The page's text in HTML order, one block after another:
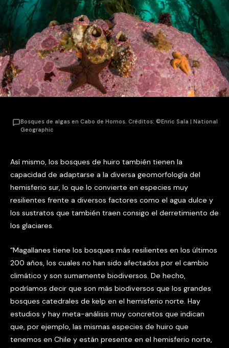
Bosques de algas en Cabo de Hornos. Créditos: ©Enric Sala | National
Geographic
Así mismo, los bosques de huiro también tienen la
capacidad de adaptarse a la diversa geomorfología del
hemisferio sur, lo que lo convierte en especies muy
resilientes frente a diversos factores como el agua dulce y
los sustratos que también traen consigo el derretimiento de
los glaciares.
“Magallanes tiene los bosques más resilientes en los últimos
200 años, los cuales no han sido afectados por el cambio
climático y son sumamente biodiversos. De hecho,
podríamos decir que son más biodiversos que los grandes
bosques catedrales de kelp en el hemisferio norte. Hay
estudios y hay meta-análisis muy concretos que indican
que, por ejemplo, las mismas especies de huiro que
tenemos en Chile y están presente en el hemisferio norte,